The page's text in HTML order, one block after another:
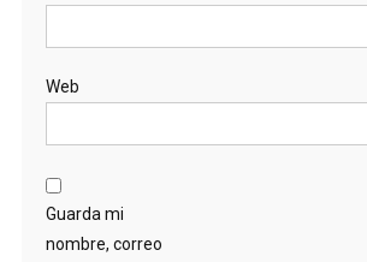
Web
Guarda mi
nombre, correo